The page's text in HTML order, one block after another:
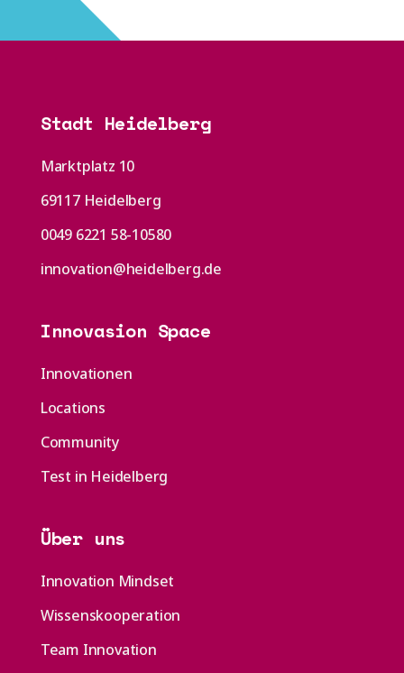
Stadt Heidelberg
Marktplatz 10
69117 Heidelberg
0049 6221 58-10580
innovation@heidelberg.de
Innovasion Space
Innovationen
Locations
Community
Test in Heidelberg
Über uns
Innovation Mindset
Wissenskooperation
Team Innovation